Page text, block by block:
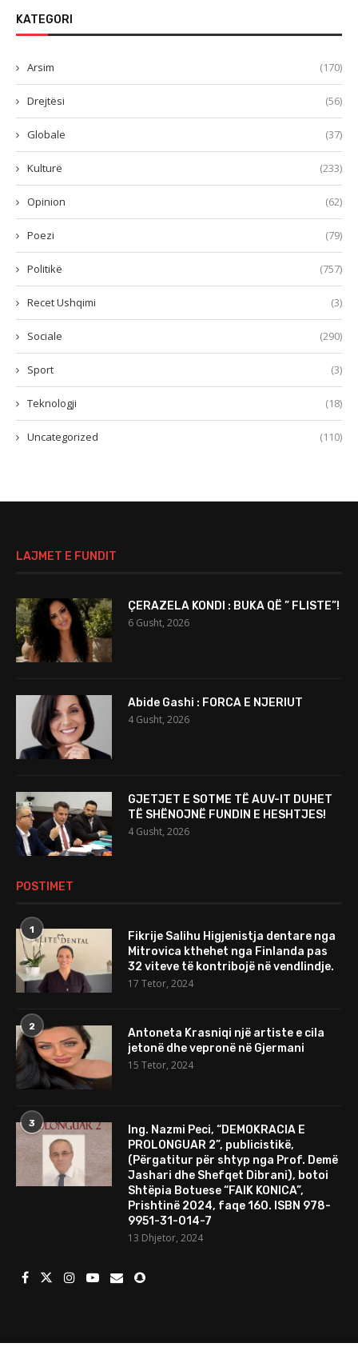
KATEGORI
Arsim (170)
Drejtësi (56)
Globale (37)
Kulturë (233)
Opinion (62)
Poezi (79)
Politikë (757)
Recet Ushqimi (3)
Sociale (290)
Sport (3)
Teknologji (18)
Uncategorized (110)
LAJMET E FUNDIT
ÇERAZELA KONDI : BUKA QË ” FLISTE”!
6 Gusht, 2026
Abide Gashi : FORCA E NJERIUT
4 Gusht, 2026
GJETJET E SOTME TË AUV-IT DUHET
TË SHËNOJNË FUNDIN E HESHTJES!
4 Gusht, 2026
POSTIMET
1
Fikrije Salihu Higjenistja dentare nga
Mitrovica kthehet nga Finlanda pas
32 viteve të kontribojë në vendlindje.
17 Tetor, 2024
2
Antoneta Krasniqi një artiste e cila
jetonë dhe vepronë në Gjermani
15 Tetor, 2024
3
Ing. Nazmi Peci, “DEMOKRACIA E
PROLONGUAR 2”, publicistikë,
(Përgatitur për shtyp nga Prof. Demë
Jashari dhe Shefqet Dibrani), botoi
Shtëpia Botuese “FAIK KONICA”,
Prishtinë 2024, faqe 160. ISBN 978-
9951-31-014-7
13 Dhjetor, 2024